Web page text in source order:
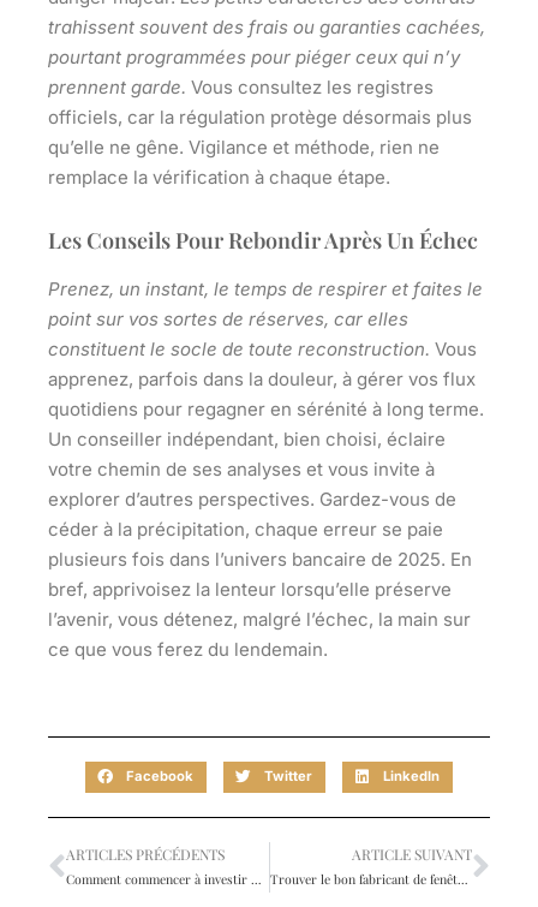
trahissent souvent des frais ou garanties cachées,
pourtant programmées pour piéger ceux qui n’y
prennent garde. Vous consultez les registres
officiels, car la régulation protège désormais plus
qu’elle ne gêne. Vigilance et méthode, rien ne
remplace la vérification à chaque étape.
Les Conseils Pour Rebondir Après Un Échec
Prenez, un instant, le temps de respirer et faites le
point sur vos sortes de réserves, car elles
constituent le socle de toute reconstruction. Vous
apprenez, parfois dans la douleur, à gérer vos flux
quotidiens pour regagner en sérénité à long terme.
Un conseiller indépendant, bien choisi, éclaire
votre chemin de ses analyses et vous invite à
explorer d’autres perspectives. Gardez-vous de
céder à la précipitation, chaque erreur se paie
plusieurs fois dans l’univers bancaire de 2025. En
bref, apprivoisez la lenteur lorsqu’elle préserve
l’avenir, vous détenez, malgré l’échec, la main sur
ce que vous ferez du lendemain.
Facebook Twitter LinkedIn
ARTICLES PRÉCÉDENTS ARTICLE SUIVANT